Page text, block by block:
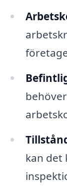
kan det